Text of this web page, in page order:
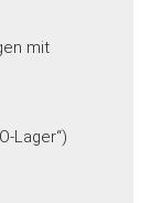
mit
Lager“)